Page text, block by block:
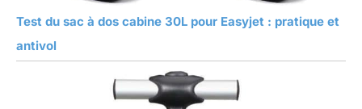
Test du sac à dos cabine 30L pour Easyjet : pratique et
antivol